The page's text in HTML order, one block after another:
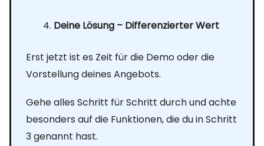
Deine Lösung – Differenzierter Wert
Erst jetzt ist es Zeit für die Demo oder die
Vorstellung deines Angebots.
Gehe alles Schritt für Schritt durch und achte
besonders auf die Funktionen, die du in Schritt
3 genannt hast.